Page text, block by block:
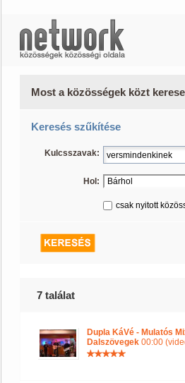
Most a közösségek közt
Keresés szűkítése
Kulcsszavak:
Hol:
csak nyitott
7 találat
Dupla KáVé - Mulatós
Dalszövegek 00:00